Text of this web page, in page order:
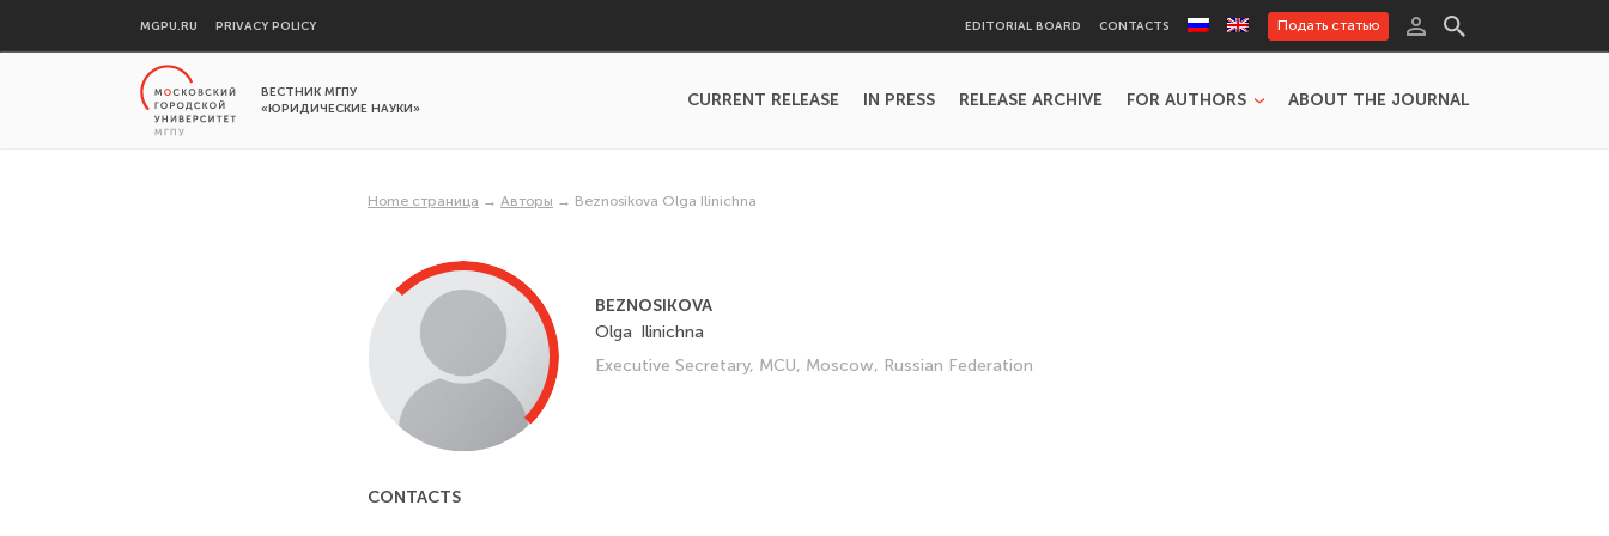
MGPU.RU PRIVACY POLICY EDITORIAL BOARD CONTACTS Подать статью
ВЕСТНИК МГПУ
«ЮРИДИЧЕСКИЕ НАУКИ»
CURRENT RELEASE IN PRESS RELEASE ARCHIVE FOR AUTHORS ABOUT THE JOURNAL
Home страница → Авторы → Beznosikova Olga Ilinichna
BEZNOSIKOVA
Olga Ilinichna
Executive Secretary, MCU, Moscow, Russian Federation
CONTACTS